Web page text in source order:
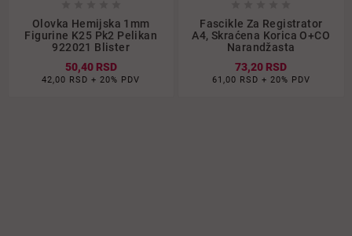
Olovka Hemijska 1mm
Figurine K25 Pk2 Pelikan
922021 Blister
50,40 RSD
42,00 RSD + 20% PDV
Fascikle Za Registrator
A4, Skraćena Korica O+CO
Narandžasta
73,20 RSD
61,00 RSD + 20% PDV